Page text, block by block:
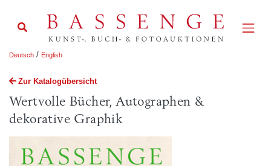
Deutsch / English
Zur Katalogübersicht
Wertvolle Bücher, Autographen &
dekorative Graphik